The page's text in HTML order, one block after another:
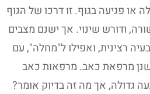
או פגיעה בגוף. זו דרכו של הגוף
ודורש שינוי. אך ישנם מצבים
רצינית, ואפילו ל"מחלה", עם
מרפאת כאב. מרפאות כאב
גדולה, אך מה זה בדיוק אומר?